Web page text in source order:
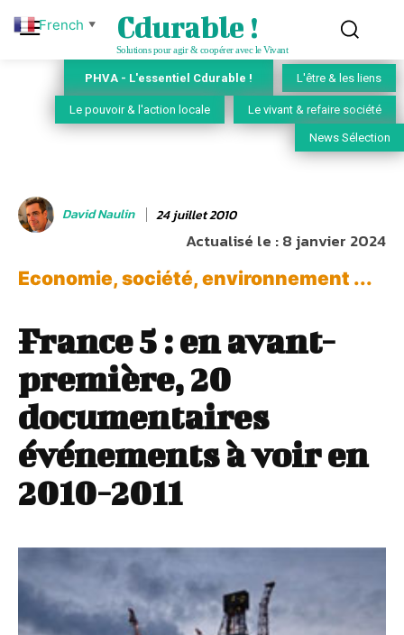
Cdurable !
Solutions pour agir & coopérer avec le Vivant
PHVA - L'essentiel Cdurable ! L'être & les liens
Le pouvoir & l'action locale Le vivant & refaire société
News Sélection
David Naulin 24 juillet 2010
Actualisé le :8 janvier 2024
Economie, société, environnement ...
France 5 : en avant-
première, 20
documentaires
événements à voir en
2010-2011
French ▼